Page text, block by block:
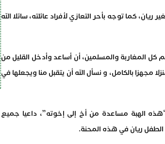
كما توجه بأحر التعازي لأفراد عائلته، سائلا الله
كل المغاربة والمسلمين، أن أساعد وأدخل القليل من
مجهزا بالكامل، و نسأل الله أن يتقبل منا ويجعلها في
الهبة مساعدة من أخ إلى إخوته”، داعيا جميع
الطفل ريان في هذه المحنة.